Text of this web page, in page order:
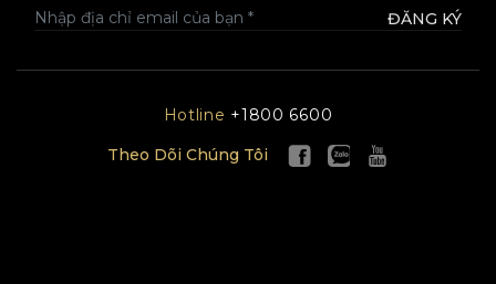
ĐĂNG KÝ
Hotline +1800 6600
Theo Dõi Chúng Tôi